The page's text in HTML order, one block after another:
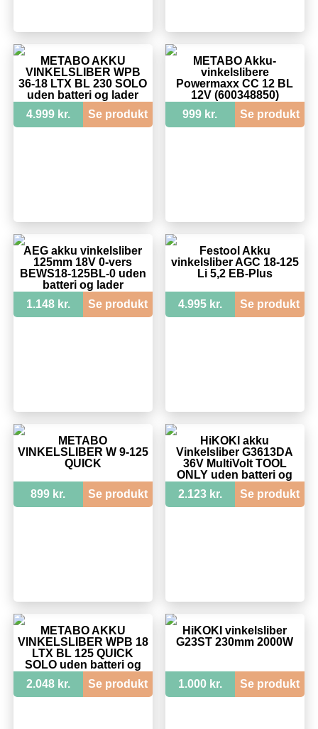
METABO AKKU
VINKELSLIBER WPB
36-18 LTX BL 230 SOLO
uden batteri og lader
4.999 kr.
Se produkt
METABO Akku-
vinkelslibere
Powermaxx CC 12 BL
12V (600348850)
999 kr.
Se produkt
AEG akku vinkelsliber
125mm 18V 0-vers
BEWS18-125BL-0 uden
batteri og lader
1.148 kr.
Se produkt
Festool Akku
vinkelsliber AGC 18-125
Li 5,2 EB-Plus
4.995 kr. Se produkt
METABO
VINKELSLIBER W 9-125
QUICK
899 kr. Se produkt
HiKOKI akku
Vinkelsliber G3613DA
36V MultiVolt TOOL
ONLY uden batteri og
2.123 kr. Se produkt
METABO AKKU
VINKELSLIBER WPB 18
LTX BL 125 QUICK
SOLO uden batteri og
2.048 kr. Se produkt
HiKOKI vinkelsliber
G23ST 230mm 2000W
1.000 kr. Se produkt